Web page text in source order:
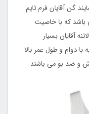
گن آقایان فرم تایم
که با خاصیت
آقایان بسیار
دوام و طول عمر بالا
و ضد بو می باشند